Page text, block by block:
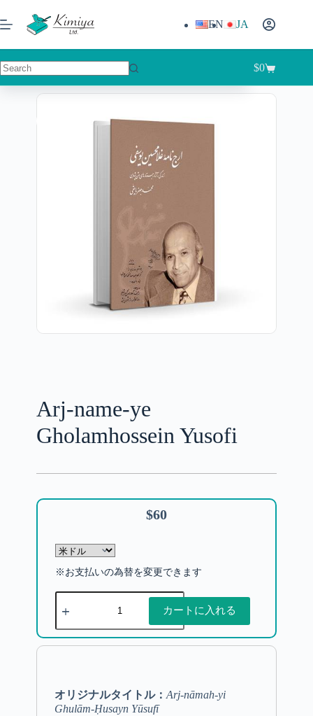
Arj-name-ye Gholamhossein Yusofi
$
EN JA
$0
Arj-name-ye
Gholamhossein Yusofi
$60
※お支払いの為替を変更できます
カートに入れる
オリジナルタイトル： Arj-nāmah-yi
Ghulām-Ḥusayn Yūsufī